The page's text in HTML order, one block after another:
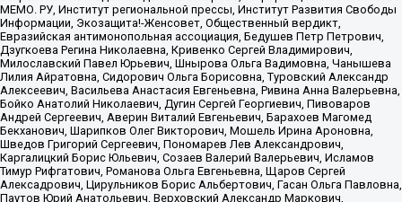
МЕМО. РУ, Институт региональной прессы, Институт Развития Свободы
Информации, Экозащита!-Женсовет, Общественный вердикт,
Евразийская антимонопольная ассоциация, Бедушев Петр Петрович,
Дзугкоева Регина Николаевна, Кривенко Сергей Владимирович,
Милославский Павел Юрьевич, Шнырова Ольга Вадимовна, Чанышева
Лилия Айратовна, Сидорович Ольга Борисовна, Туровский Александр
Алексеевич, Васильева Анастасия Евгеньевна, Ривина Анна Валерьевна,
Бойко Анатолий Николаевич, Дугин Сергей Георгиевич, Пивоваров
Андрей Сергеевич, Аверин Виталий Евгеньевич, Барахоев Магомед
Бекханович, Шарипков Олег Викторович, Мошель Ирина Ароновна,
Шведов Григорий Сергеевич, Пономарев Лев Александрович,
Каргалицкий Борис Юльевич, Созаев Валерий Валерьевич, Исламов
Тимур Рифгатович, Романова Ольга Евгеньевна, Щаров Сергей
Алексадрович, Цирульников Борис Альбертович, Гасан Ольга Павловна,
Паутов Юрий Анатольевич, Верховский Александр Маркович,